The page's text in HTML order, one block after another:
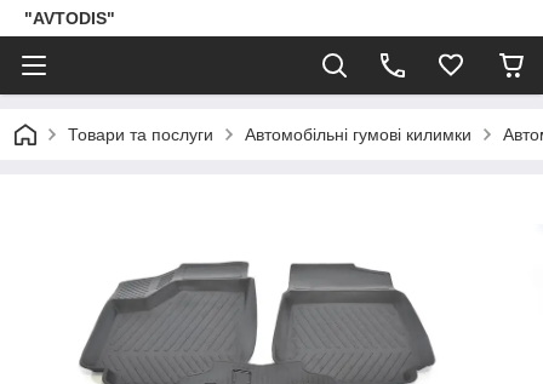
"AVTODIS"
Товари та послуги Автомобільні гумові килимки